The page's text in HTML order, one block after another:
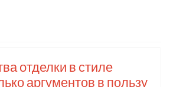
отделки в стиле
аргументов в пользу